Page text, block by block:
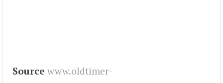
Source www.oldtimer-